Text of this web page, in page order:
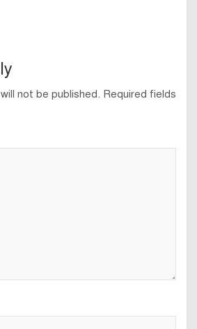
not be published. Required fields